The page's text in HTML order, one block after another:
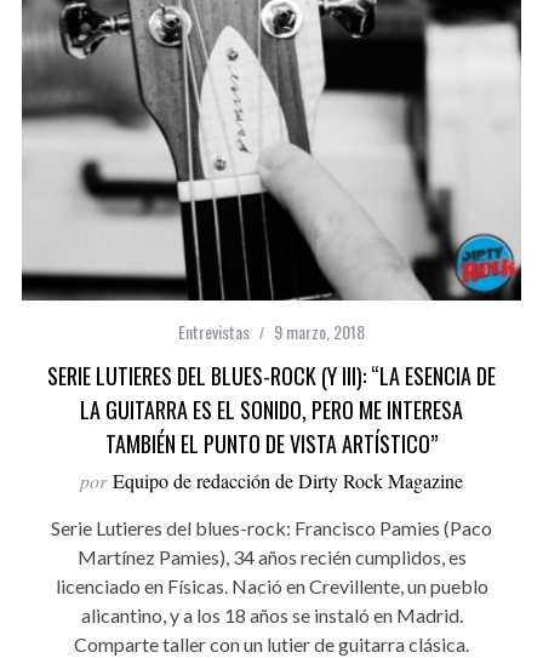
Entrevistas 9 marzo, 2018
SERIE LUTIERES DEL BLUES-ROCK (Y III): “LA ESENCIA DE
LA GUITARRA ES EL SONIDO, PERO ME INTERESA
TAMBIÉN EL PUNTO DE VISTA ARTÍSTICO”
por Equipo de redacción de Dirty Rock Magazine
Serie Lutieres del blues-rock: Francisco Pamies (Paco
Martínez Pamies), 34 años recién cumplidos, es
licenciado en Físicas. Nació en Crevillente, un pueblo
alicantino, y a los 18 años se instaló en Madrid.
Comparte taller con un lutier de guitarra clásica.